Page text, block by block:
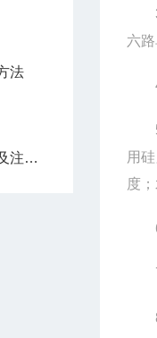
法
项
3
六
4
5
用
度
6
7
8